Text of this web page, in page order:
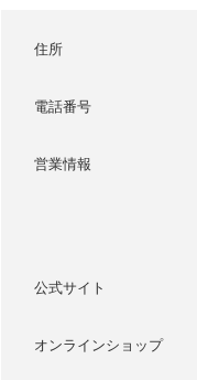
住所
電話番号
営業情報
公式サイト
オンラインショップ